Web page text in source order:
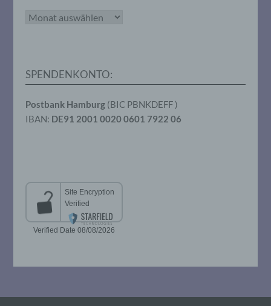
Archiv
SPENDENKONTO:
Postbank Hamburg (BIC PBNKDEFF )
IBAN: DE91 2001 0020 0601 7922 06
personenbezogenen Daten entscheidet.
beziehungsweise können die bestimmten
Kriterien seiner Benennung nach dem
Mitgliedstaaten vorgesehen werden.
juristische Person, Behörde, Einrichtung
oder andere Stelle, die personenbezogene
Daten im Auftrag des Verantwortlichen
verarbeitet.